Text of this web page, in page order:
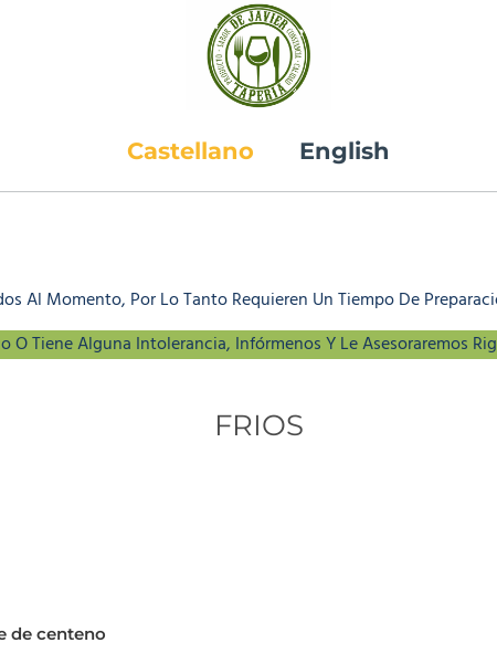
Castellano English
Al Momento, Por Lo Tanto Requieren Un Tiempo De
O Tiene Alguna Intolerancia, Infórmenos Y Le Asesoraremos
FRIOS
de centeno